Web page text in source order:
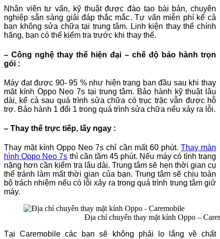
Nhân viên tư vấn, kỹ thuật được đào tạo bài bản, chuyên
nghiệp sẵn sàng giải đáp thắc mắc. Tư vấn miễn phí kể cả
bạn không sửa chữa tại trung tâm. Linh kiện thay thế chính
hãng, bạn có thể kiểm tra trước khi thay thế.
– Công nghệ thay thế hiện đại – chế độ bảo hành trọn
gói :
Máy đạt được 90- 95 % như hiện trạng ban đầu sau khi thay
mặt kính Oppo Neo 7s tại trung tâm. Bảo hành kỹ thuật lâu
dài, kể cả sau quá trình sửa chữa có trục trặc vẫn được hỗ
trợ. Bảo hành 1 đổi 1 trong quá trình sửa chữa nếu xảy ra lỗi.
– Thay thế trực tiếp, lấy ngay :
Thay mặt kính Oppo Neo 7s chỉ cần mất 60 phút. Thay màn
hình Oppo Neo 7s thì cần tầm 45 phút. Nếu máy có tình trạng
nặng hơn cần kiểm tra lâu dài. Trung tâm sẽ hẹn thời gian cụ
thể tránh làm mất thời gian của bạn. Trung tâm sẽ chịu toàn
bộ trách nhiệm nếu có lỗi xảy ra trong quá trình trung tâm giữ
máy.
Địa chỉ chuyên thay mặt kính Oppo –
Tại Caremobile các bạn sẽ không phải lo lắng về chất